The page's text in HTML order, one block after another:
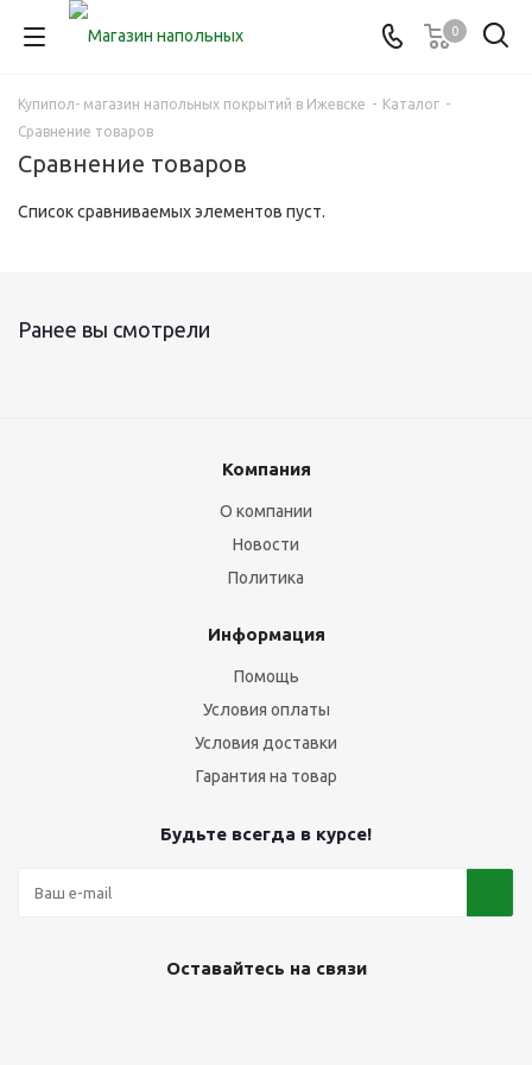
0
Купипол- магазин напольных покрытий в Ижевске - Каталог -
Сравнение товаров
Сравнение товаров
Список сравниваемых элементов пуст.
Ранее вы смотрели
Компания
О компании
Новости
Политика
Информация
Помощь
Условия оплаты
Условия доставки
Гарантия на товар
Будьте всегда в курсе!
Оставайтесь на связи